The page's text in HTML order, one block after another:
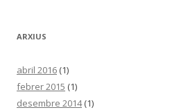
ARXIUS
abril 2016 (1)
febrer 2015 (1)
desembre 2014(1)